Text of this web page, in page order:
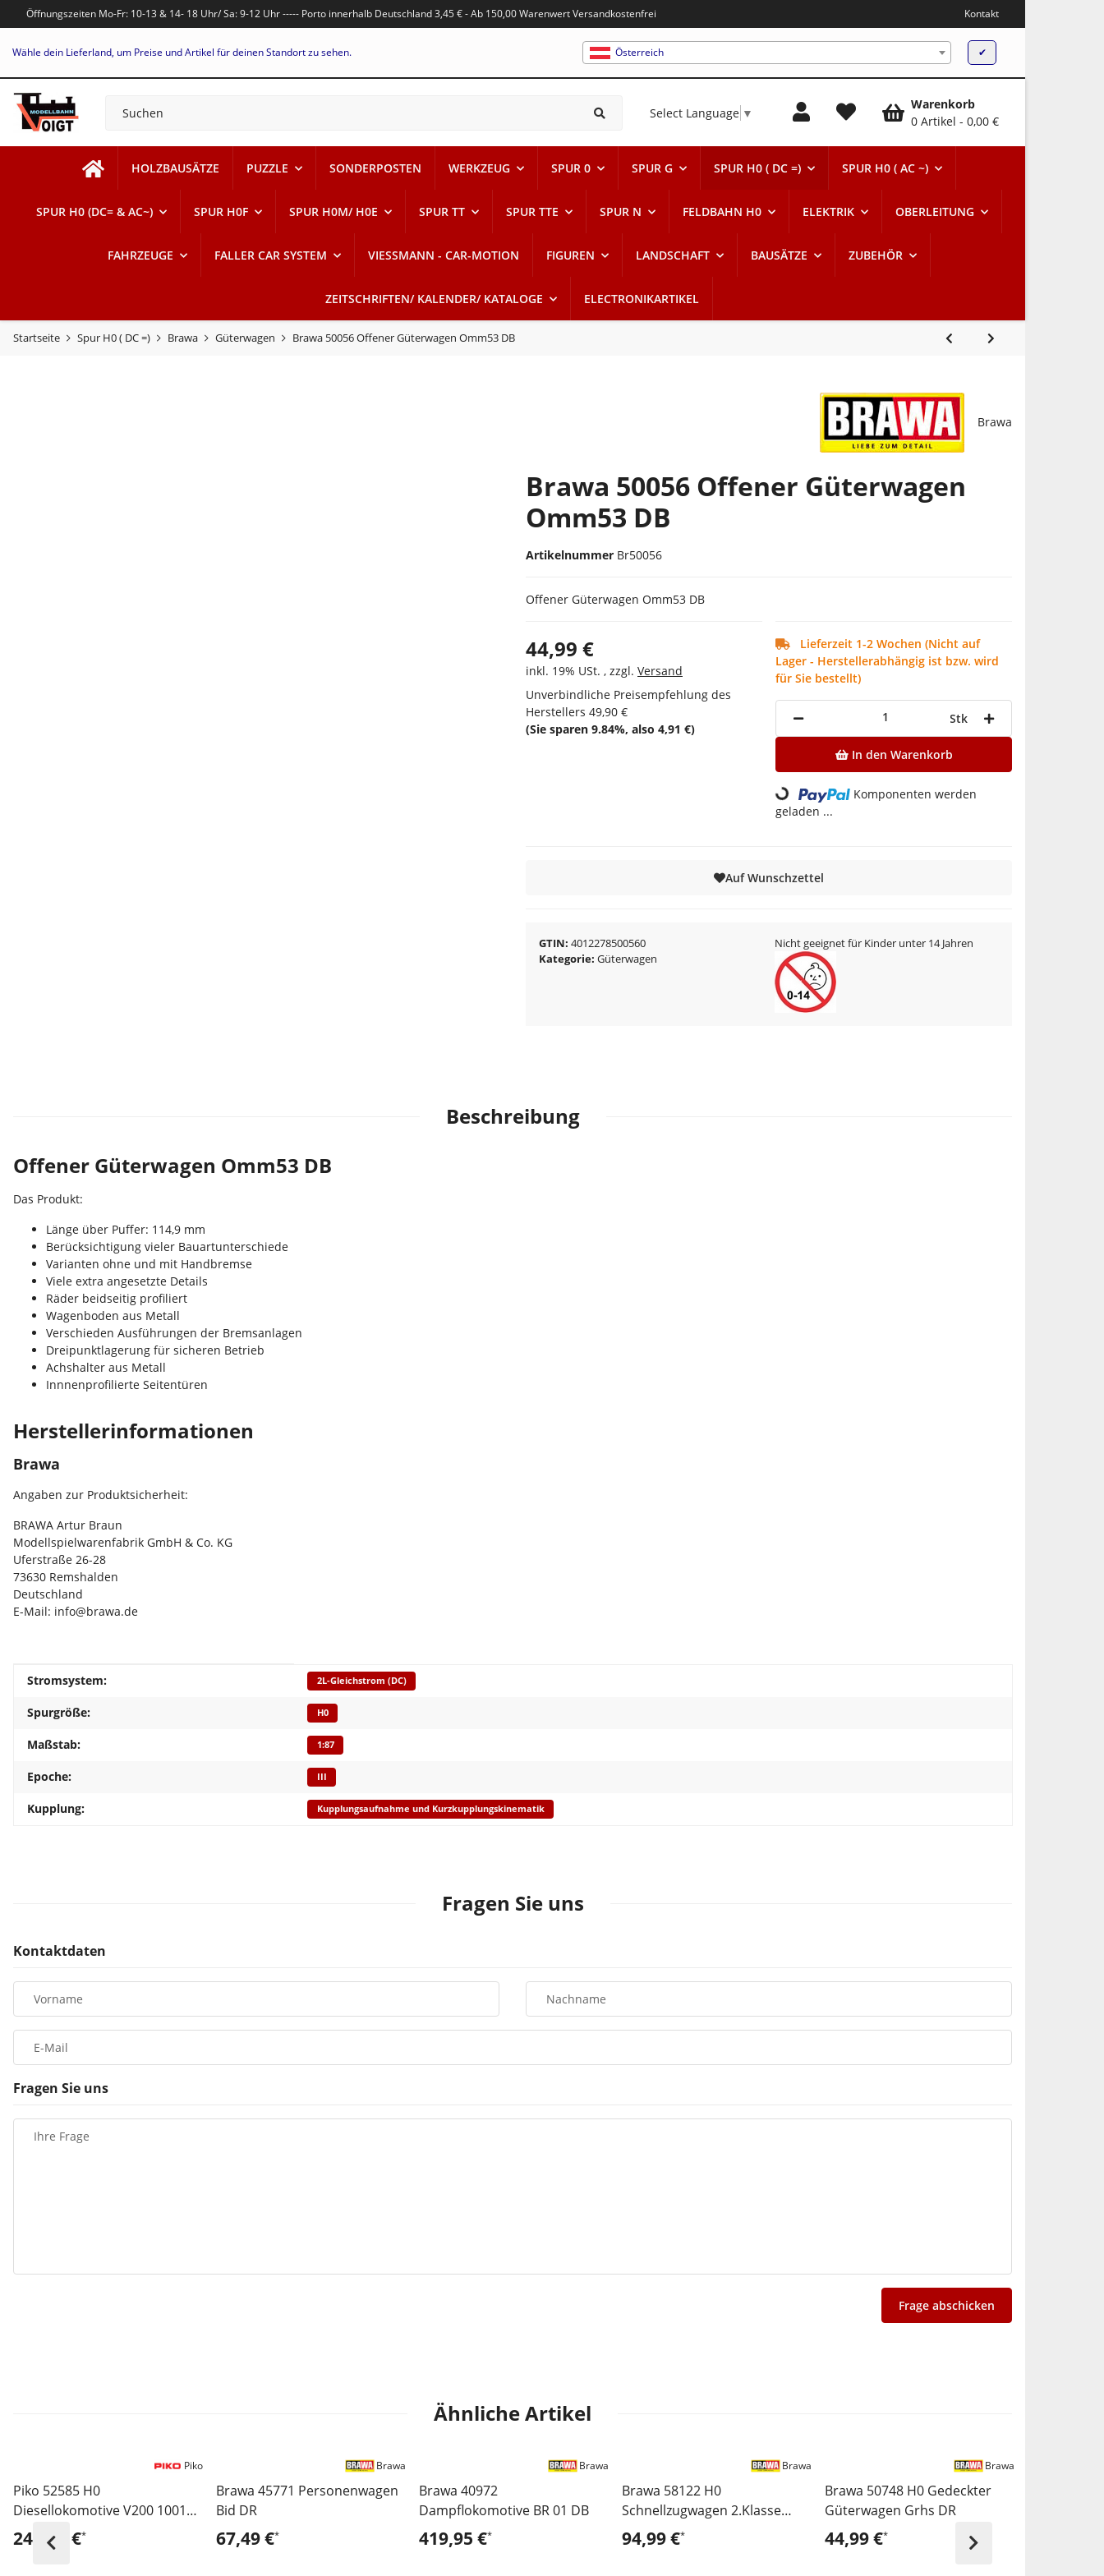
Öffnungszeiten Mo-Fr: 10-13 & 14- 18 Uhr/ Sa: 9-12 Uhr ----- Porto innerhalb Deutschland 3,45 € - Ab 150,00 Warenwert Versandkostenfrei Kontakt
Wähle dein Lieferland, um Preise und Artikel für deinen Standort zu sehen. Österreich ✔
Select Language ▼
HOLZBAUSÄTZE PUZZLE SONDERPOSTEN WERKZEUG SPUR 0 SPUR G SPUR H0 ( DC =) SPUR H0 ( AC ~)
SPUR H0 (DC= & AC~) SPUR H0F SPUR H0M/ H0E SPUR TT SPUR TTE SPUR N FELDBAHN H0 ELEKTRIK OBERLEITUNG
FAHRZEUGE FALLER CAR SYSTEM VIESSMANN - CAR-MOTION FIGUREN LANDSCHAFT BAUSÄTZE ZUBEHÖR
ZEITSCHRIFTEN/ KALENDER/ KATALOGE ELECTRONIKARTIKEL
Warenkorb
0 Artikel
0,00 €
Startseite Spur H0 ( DC =) Brawa Güterwagen Brawa 50056 Offener Güterwagen Omm53 DB
Brawa 50056 Offener Güterwagen
Omm53 DB
Artikelnummer Br50056
GTIN 4012278500560
Kategorie Güterwagen
Nicht geeignet für Kinder unter 14 Jahren
Brawa
Offener Güterwagen Omm53 DB
44,99 €
inkl. 19% USt. , zzgl. Versand
Unverbindliche Preisempfehlung des
Herstellers 49,90 €
(Sie sparen 9.84%, also 4,91 €)
Auf Wunschzettel
Stk
In den Warenkorb
Loading...
Komponenten werden
geladen ...
Lieferzeit 1-2 Wochen (Nicht auf
Lager - Herstellerabhängig ist bzw. wird
für Sie bestellt)
Beschreibung
Offener Güterwagen Omm53 DB
Das Produkt:
Länge über Puffer: 114,9 mm
Berücksichtigung vieler Bauartunterschiede
Varianten ohne und mit Handbremse
Viele extra angesetzte Details
Räder beidseitig profiliert
Wagenboden aus Metall
Verschieden Ausführungen der Bremsanlagen
Dreipunktlagerung für sicheren Betrieb
Achshalter aus Metall
Innnenprofilierte Seitentüren
Herstellerinformationen
Brawa
Angaben zur Produktsicherheit:
BRAWA Artur Braun
Modellspielwarenfabrik GmbH & Co. KG
Uferstraße 26-28
73630 Remshalden
Deutschland
E-Mail: info@brawa.de
Produkteigenschaft
Wert
Stromsystem: 2L-Gleichstrom (DC)
Spurgröße: H0
Maßstab: 1:87
Epoche: III
Kupplung: Kupplungsaufnahme und Kurzkupplungskinematik
Fragen Sie uns
Kontaktdaten
Vorname Nachname
E-Mail
Fragen Sie uns
Ihre Frage
Frage abschicken
Ähnliche Artikel
Piko 52585 H0
Diesellokomotive V200 1001
DR III Messe Leipzig - Sound
Version
249,95 €*
Piko
Brawa 45771 Personenwagen
Bid DR
67,49 €*
Brawa
Brawa 40972
Dampflokomotive BR 01 DB
419,95 €*
Brawa
Brawa 58122 H0
Schnellzugwagen 2.Klasse
B4ümg-63 DB - LED
Innenbeleuchtung
94,99 €*
Brawa
Brawa 50748 H0 Gedeckter
Güterwagen Grhs DR
44,99 €*
Brawa